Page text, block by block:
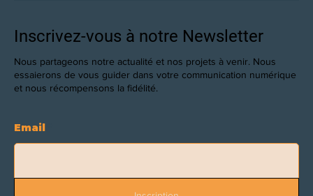
Inscrivez-vous à notre Newsletter
Nous partageons notre actualité et nos projets à venir. Nous
essaierons de vous guider dans votre communication numérique
et nous récompensons la fidélité.
Email